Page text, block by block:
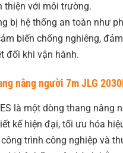
thiện với môi trường.
bị hệ thống an toàn như
biến chống nghiêng,
đối khi vận hành.
nâng người 7m JLG
là một dòng thang nâng
kế hiện đại, tối ưu hóa
trình công nghiệp và